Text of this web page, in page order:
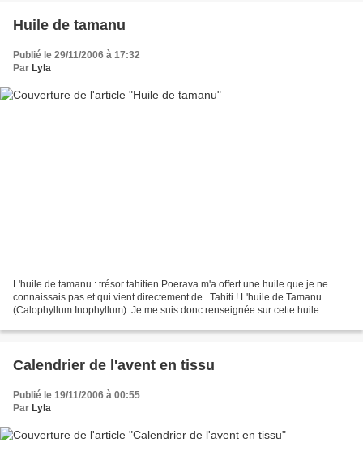
Huile de tamanu
Publié le 29/11/2006 à 17:32
Par Lyla
L'huile de tamanu : trésor tahitien Poerava m'a offert une huile que je ne
connaissais pas et qui vient directement de...Tahiti ! L'huile de Tamanu
(Calophyllum Inophyllum). Je me suis donc renseignée sur cette huile
Calendrier de l'avent en tissu
Publié le 19/11/2006 à 00:55
Par Lyla